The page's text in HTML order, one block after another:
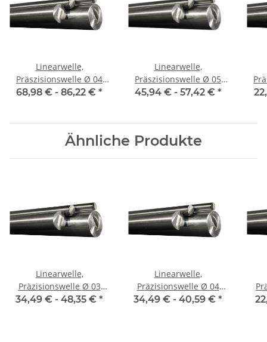
Linearwelle,
Präszisionswelle Ø 04
mm, 1990 mm, gehärtet
68,98 € - 86,22 € *
Linearwelle,
Präszisionswelle Ø 05
mm, 1990 mm, gehärtet
45,94 € - 57,42 € *
Ähnliche Produkte
Linearwelle,
Präzisionswelle Ø 03
mm, je m ± 5 mm,
34,49 € - 48,35 € *
Linearwelle,
Präzisionswelle Ø 04
mm, je m ± 5 mm,
34,49 € - 40,59 € *